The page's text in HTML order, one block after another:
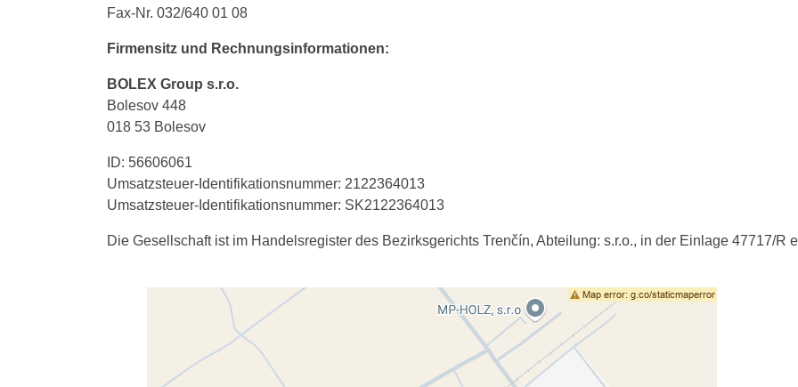
Fax-Nr. 032/640 01 08
Firmensitz und Rechnungsinformationen:
BOLEX Group s.r.o.
Bolesov 448
018 53 Bolesov
ID: 56606061
Umsatzsteuer-Identifikationsnummer: 2122364013
Umsatzsteuer-Identifikationsnummer: SK2122364013
Die Gesellschaft ist im Handelsregister des Bezirksgerichts Trenčín, Abteilung: s.r.o., in der Einlage 47717/R